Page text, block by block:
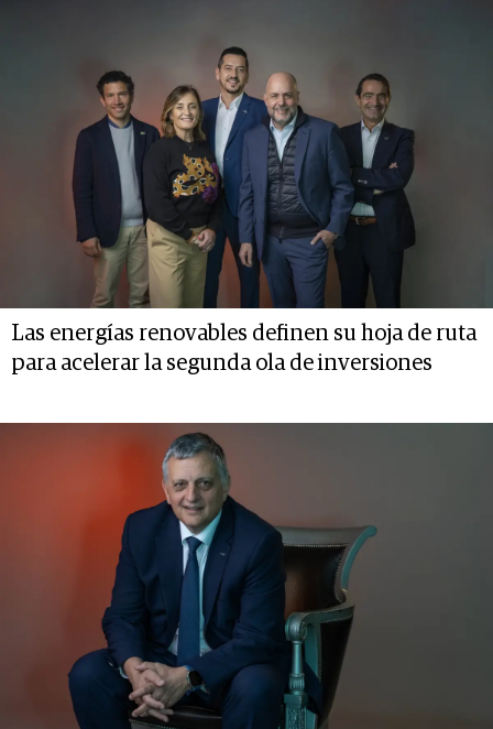
Las energías renovables definen su hoja de ruta
para acelerar la segunda ola de inversiones